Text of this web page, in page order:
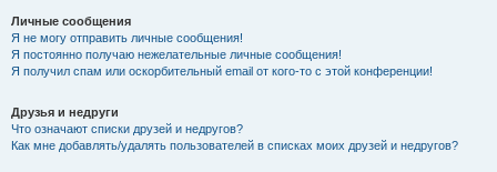
Личные сообщения
Я не могу отправить личные сообщения!
Я постоянно получаю нежелательные личные сообщения!
Я получил спам или оскорбительный email от кого-то с этой конференции!
Друзья и недруги
Что означают списки друзей и недругов?
Как мне добавлять/удалять пользователей в списках моих друзей и недругов?